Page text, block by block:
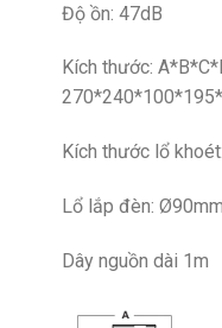
Độ ồn: 47dB
Kích thước:
Kích thước lổ
Lổ lắp đèn: Ø90mm
Dây nguồn dài 1m